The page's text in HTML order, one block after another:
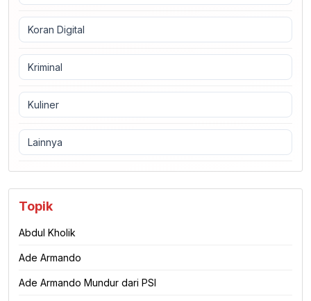
Koran Digital
Kriminal
Kuliner
Lainnya
Topik
Abdul Kholik
Ade Armando
Ade Armando Mundur dari PSI